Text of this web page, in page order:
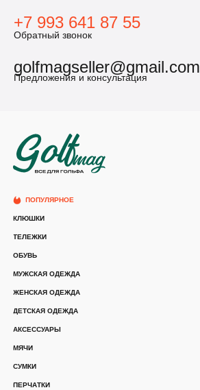
+7 993 641 87 55
Обратный звонок
golfmagseller@gmail.com
Предложения и консультация
КЛЮШКИ
СУМКИ
ОБУВЬ
ПЕРЧАТКИ
ТЕЛЕЖКИ
МЯЧИ
МУЖСКАЯ ОДЕЖДА
ЖЕНСКАЯ ОДЕЖДА
ДЕТСКАЯ ОДЕЖДА
АКСЕССУАРЫ
ПОПУЛЯРНОЕ